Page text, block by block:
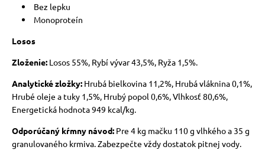
Bez lepku
Monoproteín
Losos
Zloženie:Losos 55%, Rybí vývar 43,5%, Ryža 1,5%.
Analytické zložky:Hrubá bielkovina 11,2%, Hrubá vláknina 0,1%,
Hrubé oleje a tuky 1,5%, Hrubý popol 0,6%, Vlhkosť 80,6%,
Energetická hodnota 949 kcal/kg.
Odporúčaný kŕmny návod:Pre 4 kg mačku 110 g vlhkého a 35 g
granulovaného krmiva. Zabezpečte vždy dostatok pitnej vody.